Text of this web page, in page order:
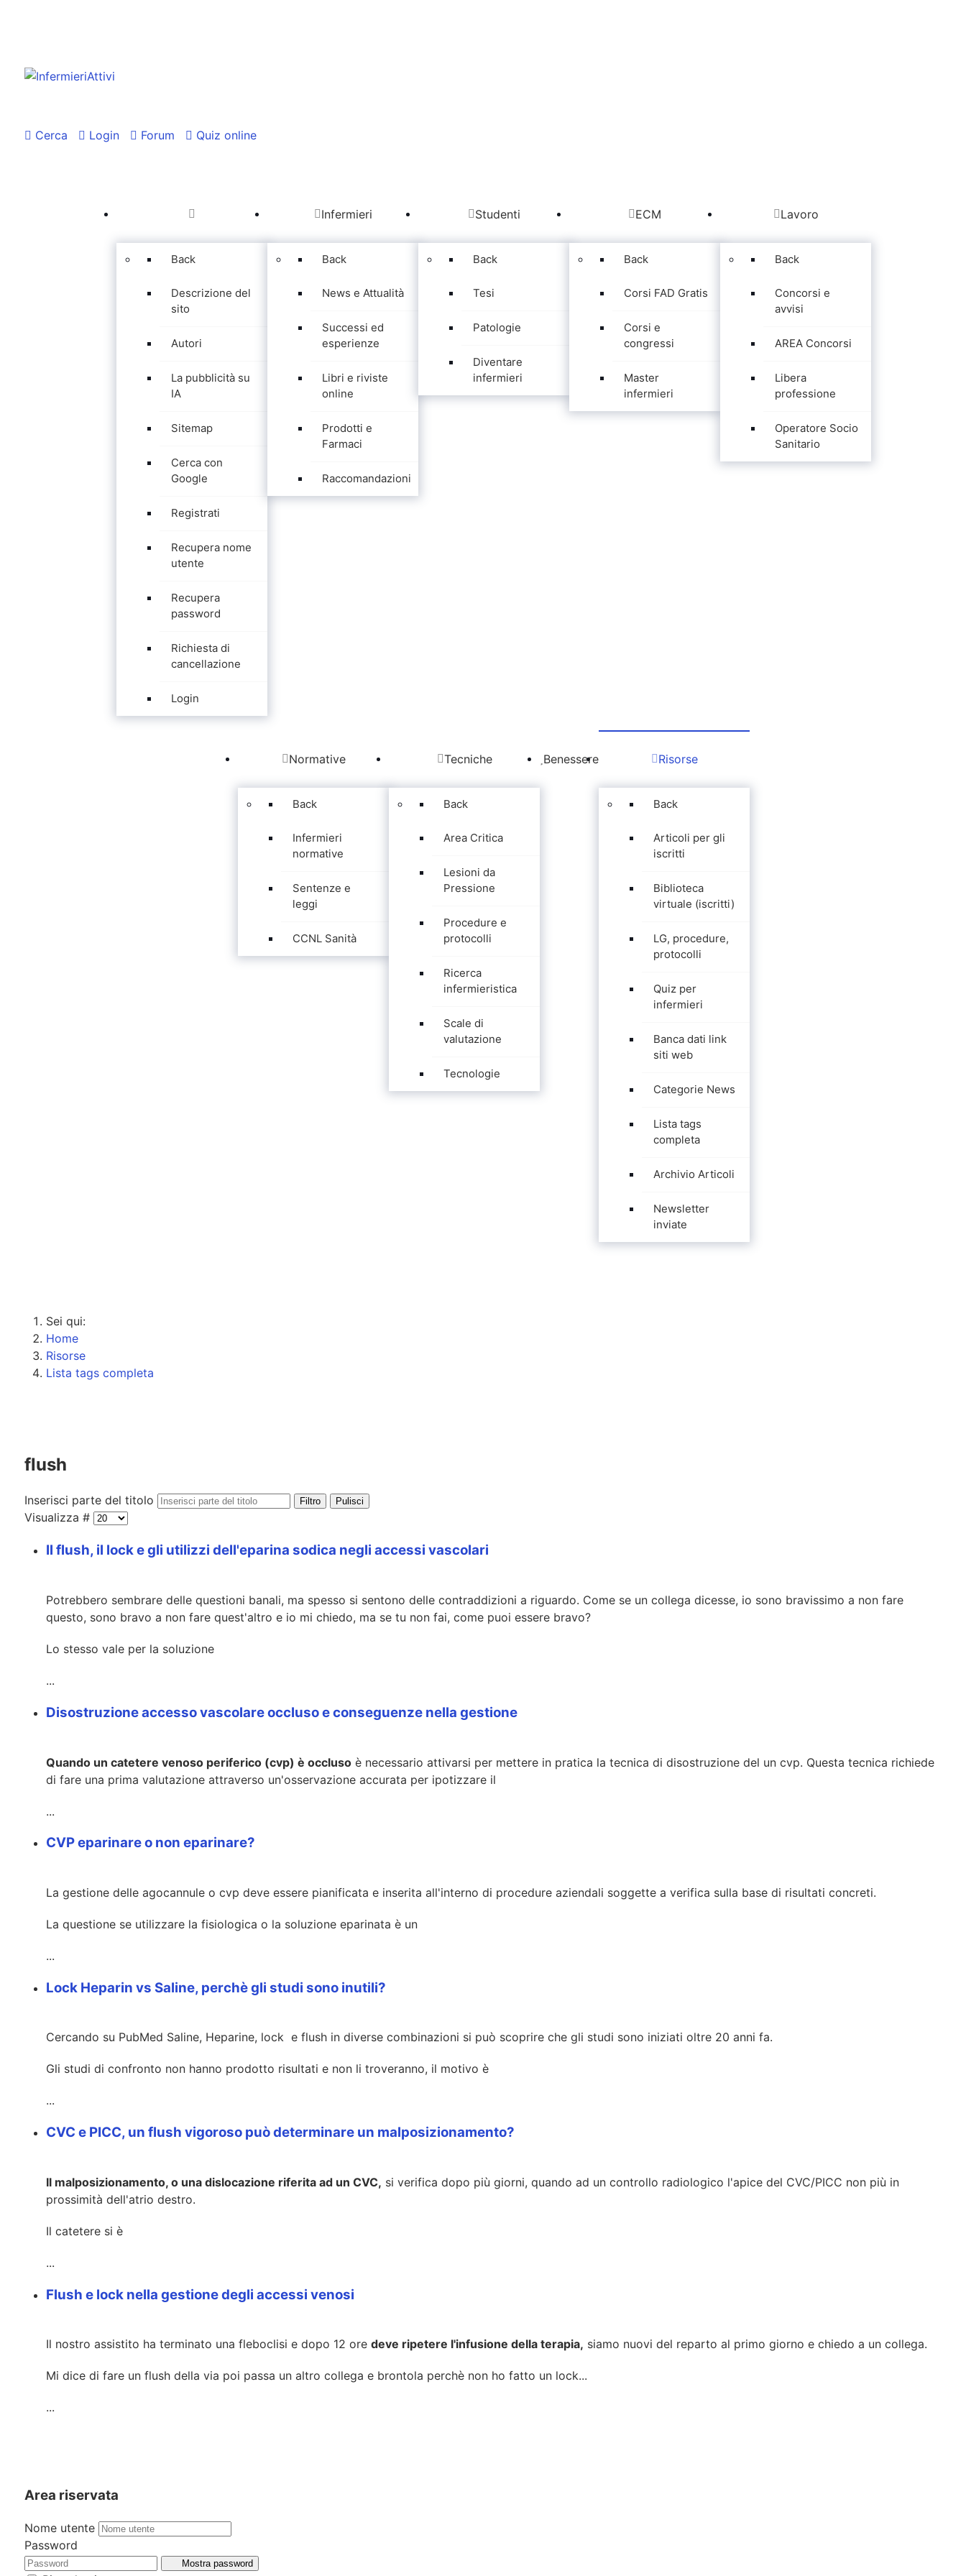
Cerca Login Forum Quiz online
Back
Descrizione del
sito
Autori
La pubblicità su
IA
Sitemap
Cerca con
Google
Registrati
Recupera nome
utente
Recupera
password
Richiesta di
cancellazione
Login
Infermieri
Back
News e Attualità
Successi ed
esperienze
Libri e riviste
online
Prodotti e
Farmaci
Raccomandazioni
Studenti
Back
Tesi
Patologie
Diventare
infermieri
ECM
Back
Corsi FAD Gratis
Corsi e
congressi
Master
infermieri
Lavoro
Back
Concorsi e
avvisi
AREA Concorsi
Libera
professione
Operatore Socio
Sanitario
Normative
Back
Infermieri
normative
Sentenze e
leggi
CCNL Sanità
Tecniche
Back
Area Critica
Lesioni da
Pressione
Procedure e
protocolli
Ricerca
infermieristica
Scale di
valutazione
Tecnologie
Benessere Risorse
Back
Articoli per gli
iscritti
Biblioteca
virtuale (iscritti)
LG, procedure,
protocolli
Quiz per
infermieri
Banca dati link
siti web
Categorie News
Lista tags
completa
Archivio Articoli
Newsletter
inviate
Sei qui:
Home
Risorse
Lista tags completa
flush
Inserisci parte del titolo Filtro Pulisci
Visualizza #
Il flush, il lock e gli utilizzi dell'eparina sodica negli accessi vascolari
Potrebbero sembrare delle questioni banali, ma spesso si sentono delle contraddizioni a riguardo. Come se un collega dicesse, io sono bravissimo a non fare
questo, sono bravo a non fare quest'altro e io mi chiedo, ma se tu non fai, come puoi essere bravo?
Lo stesso vale per la soluzione
...
Disostruzione accesso vascolare occluso e conseguenze nella gestione
Quando un catetere venoso periferico (cvp) è occluso è necessario attivarsi per mettere in pratica la tecnica di disostruzione del un cvp. Questa tecnica richiede
di fare una prima valutazione attraverso un'osservazione accurata per ipotizzare il
...
CVP eparinare o non eparinare?
La gestione delle agocannule o cvp deve essere pianificata e inserita all'interno di procedure aziendali soggette a verifica sulla base di risultati concreti.
La questione se utilizzare la fisiologica o la soluzione eparinata è un
...
Lock Heparin vs Saline, perchè gli studi sono inutili?
Cercando su PubMed Saline, Heparine, lock e flush in diverse combinazioni si può scoprire che gli studi sono iniziati oltre 20 anni fa.
Gli studi di confronto non hanno prodotto risultati e non li troveranno, il motivo è
...
CVC e PICC, un flush vigoroso può determinare un malposizionamento?
Il malposizionamento, o una dislocazione riferita ad un CVC, si verifica dopo più giorni, quando ad un controllo radiologico l'apice del CVC/PICC non più in
prossimità dell'atrio destro.
Il catetere si è
...
Flush e lock nella gestione degli accessi venosi
Il nostro assistito ha terminato una fleboclisi e dopo 12 ore deve ripetere l'infusione della terapia, siamo nuovi del reparto al primo giorno e chiedo a un collega.
Mi dice di fare un flush della via poi passa un altro collega e brontola perchè non ho fatto un lock...
...
Area riservata
Nome utente
Password
Mostra password